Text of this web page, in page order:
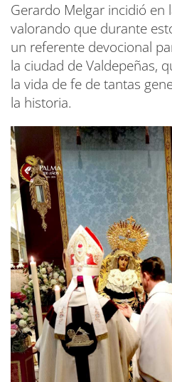
Gerardo Melgar incidió en
valorando que durante
un referente devocional
la ciudad de Valdepeñas,
la vida de fe de tantas
la historia.